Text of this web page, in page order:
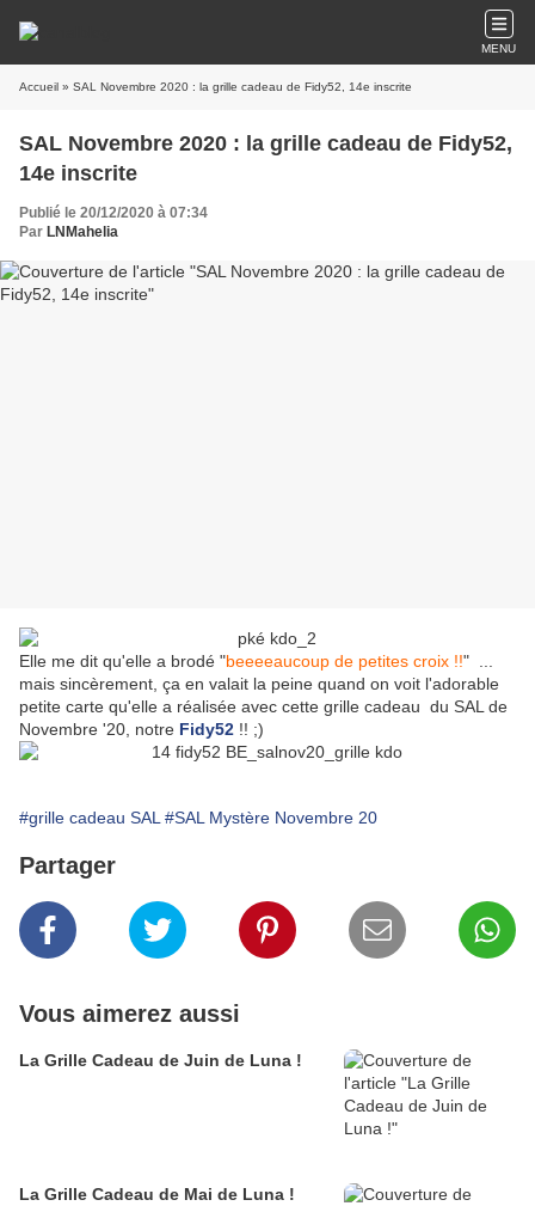
MENU
Accueil » SAL Novembre 2020 : la grille cadeau de Fidy52, 14e inscrite
SAL Novembre 2020 : la grille cadeau de Fidy52,
14e inscrite
Publié le 20/12/2020 à 07:34
Par LNMahelia
Elle me dit qu'elle a brodé "beeeeaucoup de petites croix !!" ...
mais sincèrement, ça en valait la peine quand on voit l'adorable
petite carte qu'elle a réalisée avec cette grille cadeau du SAL de
Novembre '20, notre Fidy52 !! ;)
#grille cadeau SAL #SAL Mystère Novembre 20
Partager
Vous aimerez aussi
La Grille Cadeau de Juin de Luna !
La Grille Cadeau de Mai de Luna !